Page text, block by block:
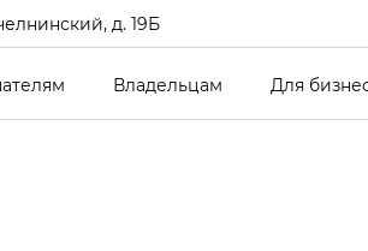
д. 19Б
Владельцам Для